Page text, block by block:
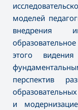
моделей
внедрения
этого
перспектив
и